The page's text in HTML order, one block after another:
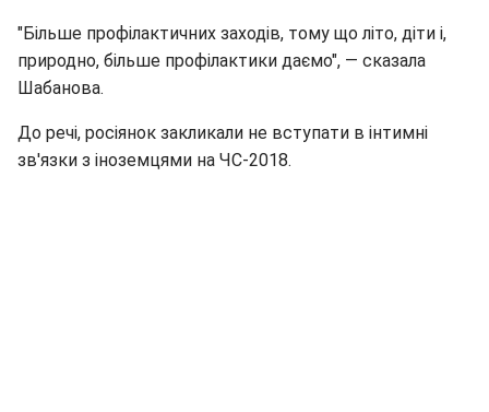
"Більше профілактичних заходів, тому що літо, діти і,
природно, більше профілактики даємо", — сказала
Шабанова.
До речі, росіянок закликали не вступати в інтимні
зв'язки з іноземцями на ЧС-2018.